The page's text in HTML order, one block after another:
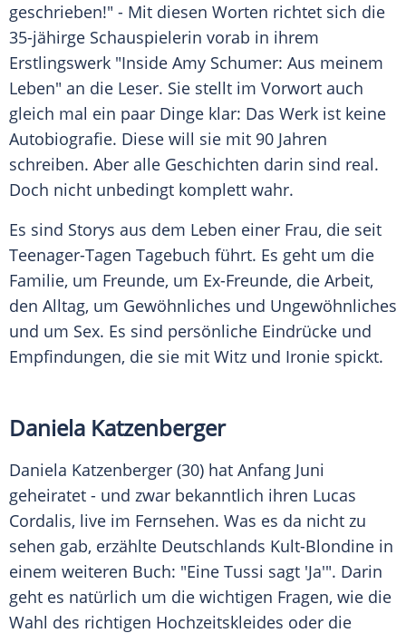
geschrieben!" - Mit diesen Worten richtet sich die
35-jähirge Schauspielerin vorab in ihrem
Erstlingswerk "Inside Amy Schumer: Aus meinem
Leben" an die Leser. Sie stellt im Vorwort auch
gleich mal ein paar Dinge klar: Das Werk ist keine
Autobiografie. Diese will sie mit 90 Jahren
schreiben. Aber alle Geschichten darin sind real.
Doch nicht unbedingt komplett wahr.
Es sind Storys aus dem Leben einer Frau, die seit
Teenager-Tagen Tagebuch führt. Es geht um die
Familie, um Freunde, um Ex-Freunde, die Arbeit,
den Alltag, um Gewöhnliches und Ungewöhnliches
und um Sex. Es sind persönliche Eindrücke und
Empfindungen, die sie mit Witz und Ironie spickt.
Daniela Katzenberger
Daniela Katzenberger (30) hat Anfang Juni
geheiratet - und zwar bekanntlich ihren Lucas
Cordalis, live im Fernsehen. Was es da nicht zu
sehen gab, erzählte Deutschlands Kult-Blondine in
einem weiteren Buch: "Eine Tussi sagt 'Ja'". Darin
geht es natürlich um die wichtigen Fragen, wie die
Wahl des richtigen Hochzeitskleides oder die